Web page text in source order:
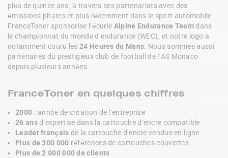
plus de quinze ans, à travers ses partenariats avec des
émissions phares et plus récemment dans le sport automobile :
FranceToner sponsorise l'écurie Alpine Endurance Team dans
le championnat du monde d'endurance (WEC), et notre logo a
notamment couru les 24 Heures du Mans . Nous sommes aussi
partenaires du prestigieux club de football de l’AS Monaco
depuis plusieurs années.
FranceToner en quelques chiffres
2000 : année de création de l'entreprise
26 ansd'expertise dans la cartouche d'encre compatible
Leader français de la cartouche d'encre vendue en ligne
Plus de 300 000 références de cartouches couvertes
Plus de 2 000 000 de clients